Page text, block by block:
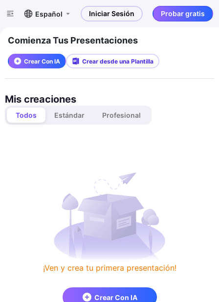
Español Iniciar Sesión Probar gratis
Comienza Tus Presentaciones
Crear Con IA Crear desde una Plantilla
Mis creaciones
Todos Estándar Profesional
¡Ven y crea tu primera presentación!
Crear Con IA